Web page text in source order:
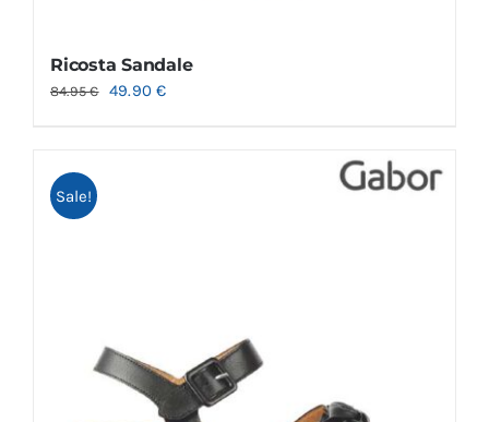
Ricosta Sandale
84.95€ 49.90€
Sale!